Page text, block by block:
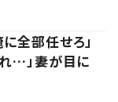
全部任せろ」
…」妻が目に